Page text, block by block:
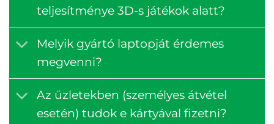
teljesítménye 3D-s játékok alatt?
Melyik gyártó laptopját érdemes
megvenni?
Az üzletekben (személyes átvétel
esetén) tudok e kártyával fizetni?